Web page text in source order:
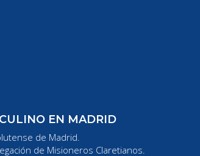
EN MADRID
de Madrid.
de Misioneros Claretianos.